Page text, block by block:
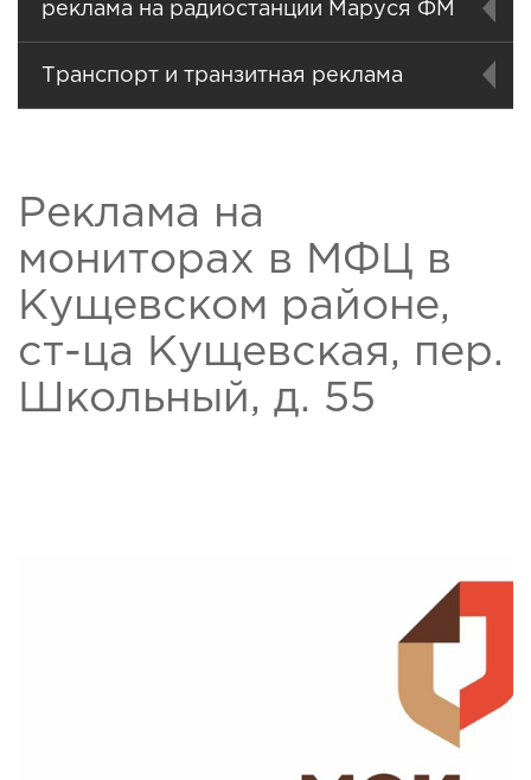
реклама на радиостанции Маруся ФМ
Транспорт и транзитная реклама
Реклама на
мониторах в МФЦ в
Кущевском районе,
ст-ца Кущевская, пер.
Школьный, д. 55